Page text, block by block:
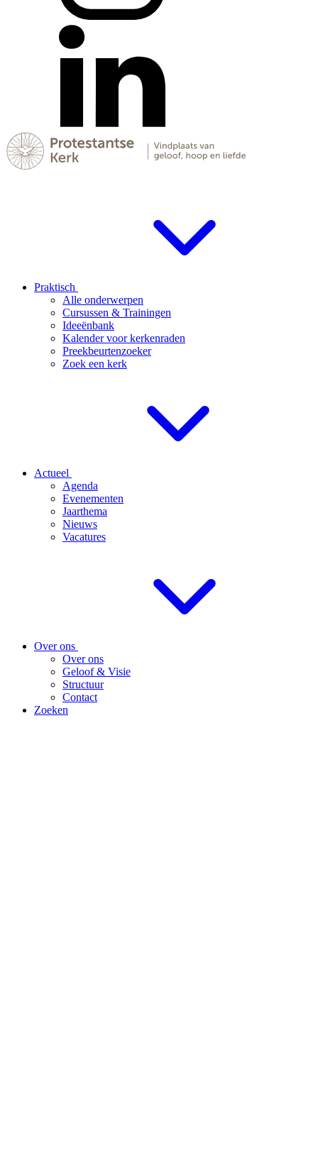
Praktisch
Alle onderwerpen
Cursussen & Trainingen
Ideeënbank
Kalender voor kerkenraden
Preekbeurtenzoeker
Zoek een kerk
Actueel
Agenda
Evenementen
Jaarthema
Nieuws
Vacatures
Over ons
Over ons
Geloof & Visie
Structuur
Contact
Zoeken